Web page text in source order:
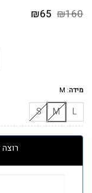
₪160 המחיר
₪65
מידה:
M
L
M
S